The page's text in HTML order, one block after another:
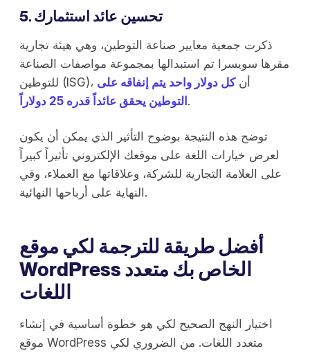
5. تحسين عائد استثمارك
ذكرت جمعية معايير صناعة التوطين، وهي هيئة تجارية
مقرها سويسرا تم استبدالها بمجموعة مواصفات الصناعة
للتوطين (ISG)، أنكل دولار واحد يتم إنفاقه على
التوطين يحقق عائداً قدره 25 دولاراً .
توضح هذه النتيجة بوضوح التأثير الذي يمكن أن يكون
لعرض خيارات اللغة على موقعك الإلكتروني تأثيراً كبيراً
على العلامة التجارية للشركة، وعلاقاتها مع العملاء، وفي
النهاية على أرباحها النهائية.
أفضل طريقة للترجمة لكي موقع
WordPress الخاص بك متعدد
اللغات
اختيار النهج الصحيح لكي هو خطوة أساسية في إنشاء
موقع WordPress متعدد اللغات. من الضروري لكي